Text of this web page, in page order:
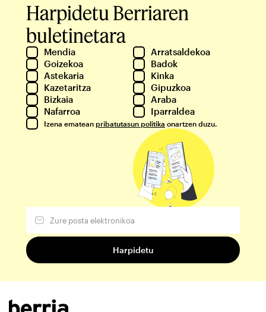
Harpidetu Berriaren
buletinetara
Mendia
Arratsaldekoa
Goizekoa
Badok
Astekaria
Kinka
Kazetaritza
Gipuzkoa
Bizkaia
Araba
Nafarroa
Iparraldea
Izena ematean pribatutasun politika onartzen duzu.